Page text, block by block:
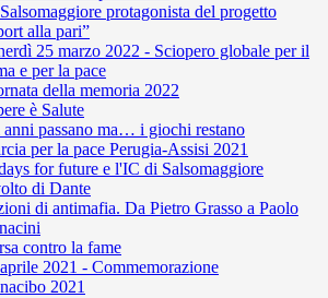
protagonista del progetto
alla pari”
25 marzo 2022 - Sciopero globale per il
e per la pace
della memoria 2022
è Salute
passano ma… i giochi restano
per la pace Perugia-Assisi 2021
for future e l'IC di Salsomaggiore
di Dante
di antimafia. Da Pietro Grasso a Paolo
contro la fame
2021 - Commemorazione
2021